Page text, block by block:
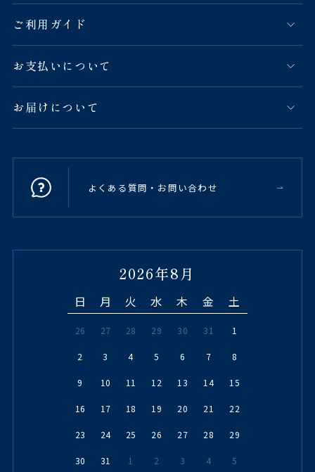
ご利用ガイド
お支払いについて
お届けについて
よくある質問・お問い合わせ
2026年8月
日 月 火 水 木 金 土
26 27 28 29 30 31 1
2 3 4 5 6 7 8
9 10 11 12 13 14 15
16 17 18 19 20 21 22
23 24 25 26 27 28 29
30 31 1 2 3 4 5